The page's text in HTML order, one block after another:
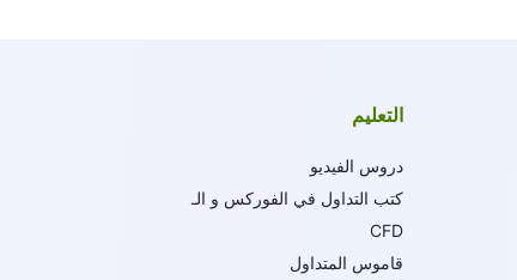
التعليم
دروس الفيديو
كتب التداول في الفوركس و الـ
CFD
قاموس المتداول